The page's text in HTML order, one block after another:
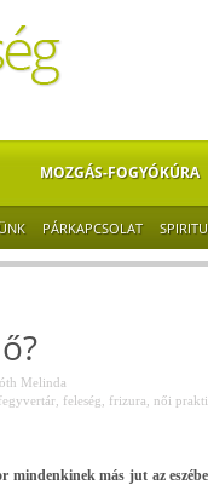
MOZGÁS-FOGYÓKÚRA
PÁRKAPCSOLAT
Melinda
fegyvertár, feleség frizura női
más jut az